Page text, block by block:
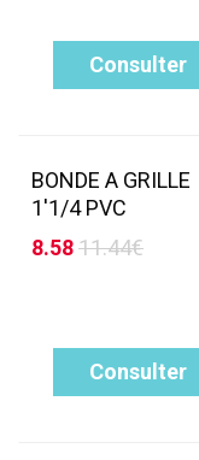
Consulter
BONDE A GRILLE
1'1/4 PVC
8.5811.44€
Consulter